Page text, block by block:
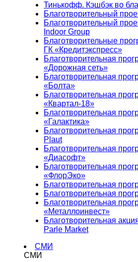
Тинькофф. Кэшбэк во
Благотворительный
Благотворительный
Indoor Group
Благотворительные
ГК «Кредитэкспресс»
Благотворительная
«Дорожная сеть»
Благотворительная
«Болта»
Благотворительная
«Квартал-18»
Благотворительная
«Галактика»
Благотворительная
Plaut
Благотворительная
«Диасофт»
Благотворительная
«ФлорЭко»
Благотворительная
Благотворительная
Благотворительная
«Металлоинвест»
Благотворительная
Parle Market
СМИ
СМИ